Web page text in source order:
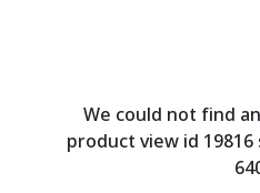
We could not find
product view id 19816